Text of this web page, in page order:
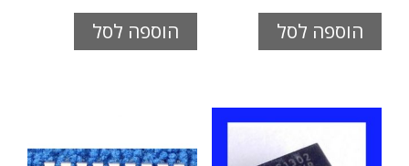
הוספה לסל הוספה לסל